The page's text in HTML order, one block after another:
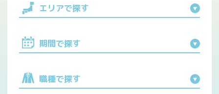
エリアで探す
期間で探す
職種で探す